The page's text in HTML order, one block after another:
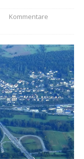
Kommentare